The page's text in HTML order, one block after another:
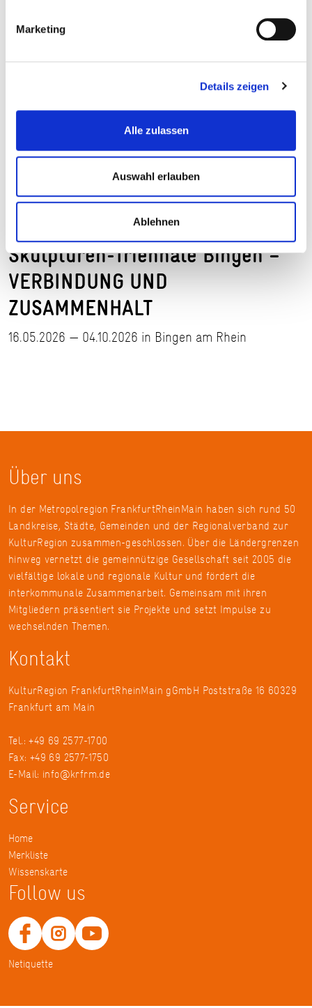
Marketing
Details zeigen
Alle zulassen
Auswahl erlauben
Ablehnen
Skulpturen-Triennale Bingen © StudioKrimm, Berlin
Skulpturen-Triennale Bingen –
VERBINDUNG UND
ZUSAMMENHALT
16.05.2026 — 04.10.2026 in Bingen am Rhein
Über uns
In der Metropolregion FrankfurtRheinMain haben sich rund 50
Landkreise, Städte, Gemeinden und der Regionalverband zur
KulturRegion zusammen-geschlossen. Über die Ländergrenzen
hinweg vernetzt die gemeinnützige Gesellschaft seit 2005 die
vielfältige lokale und regionale Kultur und fördert die
interkommunale Zusammenarbeit. Gemeinsam mit ihren
Mitgliedern präsentiert sie Projekte und setzt Impulse zu
wechselnden Themen.
Kontakt
KulturRegion FrankfurtRheinMain gGmbH Poststraße 16 60329
Frankfurt am Main
Tel.: +49 69 2577-1700
Fax: +49 69 2577-1750
E-Mail: info@krfrm.de
Service
Home
Merkliste
Wissenskarte
Follow us
Netiquette